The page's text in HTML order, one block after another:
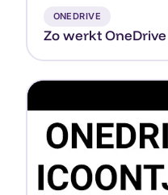
ONEDRIVE
Zo werkt